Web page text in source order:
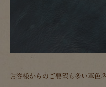
お客様からのご要望も多い革色